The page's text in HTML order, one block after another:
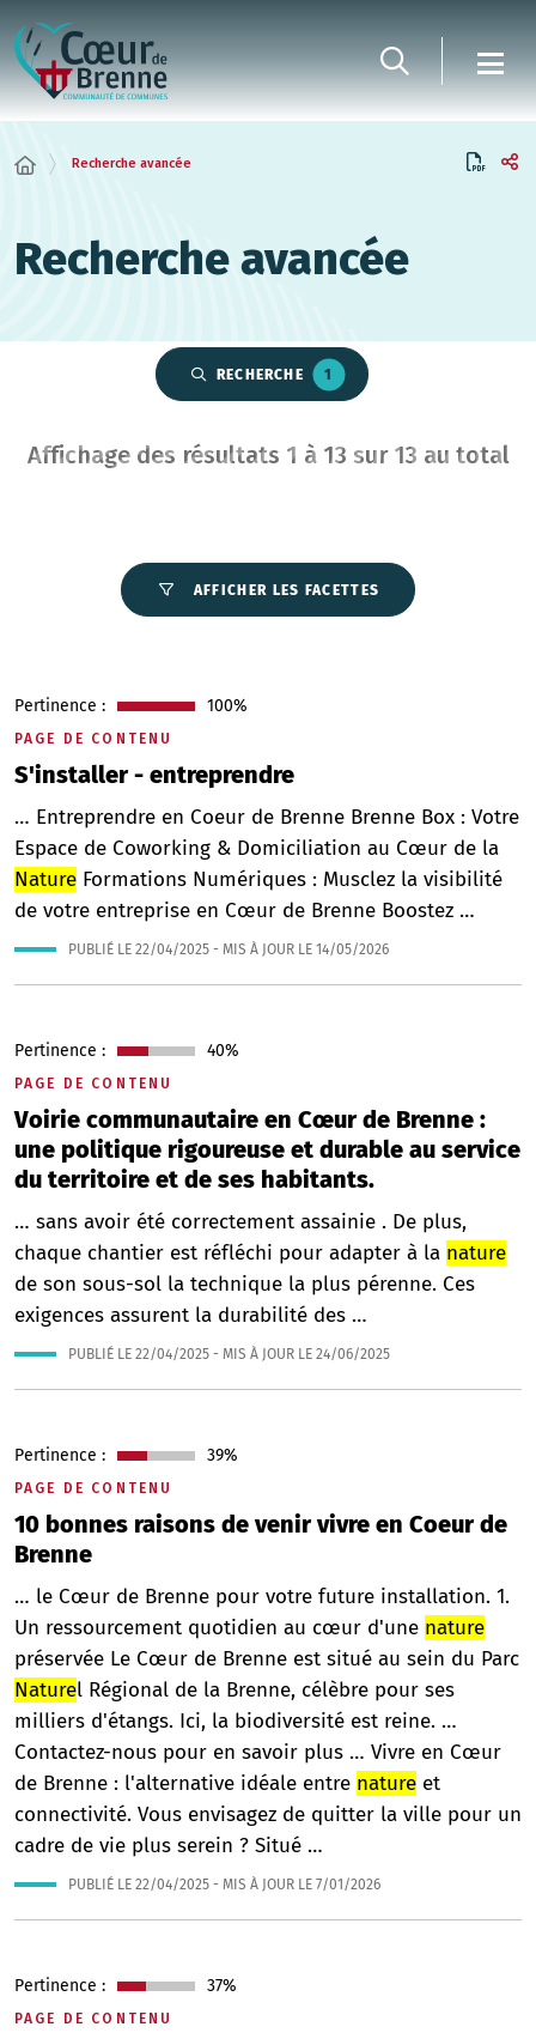
Recherche avancée
Recherche avancée
RECHERCHE 1
Affichage des résultats 1 à 13 sur 13 au total
AFFICHER LES FACETTES
PAGE DE CONTENU
S'installer - entreprendre
Pertinence : 100%
… Entreprendre en Coeur de Brenne Brenne Box : Votre
Espace de Coworking & Domiciliation au Cœur de la
Nature Formations Numériques : Musclez la visibilité
de votre entreprise en Cœur de Brenne Boostez …
PUBLIÉ LE 22/04/2025 - MIS À JOUR LE 14/05/2026
PAGE DE CONTENU
Voirie communautaire en Cœur de Brenne :
une politique rigoureuse et durable au service
du territoire et de ses habitants.
Pertinence : 40%
… sans avoir été correctement assainie . De plus,
chaque chantier est réfléchi pour adapter à la nature
de son sous-sol la technique la plus pérenne. Ces
exigences assurent la durabilité des …
PUBLIÉ LE 22/04/2025 - MIS À JOUR LE 24/06/2025
PAGE DE CONTENU
10 bonnes raisons de venir vivre en Coeur de
Brenne
Pertinence : 39%
… le Cœur de Brenne pour votre future installation. 1.
Un ressourcement quotidien au cœur d'une nature
préservée Le Cœur de Brenne est situé au sein du Parc
Naturel Régional de la Brenne, célèbre pour ses
milliers d'étangs. Ici, la biodiversité est reine. …
Contactez-nous pour en savoir plus … Vivre en Cœur
de Brenne : l'alternative idéale entre nature et
connectivité. Vous envisagez de quitter la ville pour un
cadre de vie plus serein ? Situé …
PUBLIÉ LE 22/04/2025 - MIS À JOUR LE 7/01/2026
PAGE DE CONTENU
Pertinence : 37%